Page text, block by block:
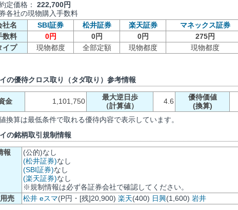
定価格： 222,700円
各社の現物購入手数料
社名
SBI証券 松井証券 楽天証券 マネックス証券
数料
0円 0円 0円 275円
イプ
現物都度 全部定額 現物都度 現物都度
の優待クロス取り（タダ取り）参考情報
金 1,101,750
最大逆日歩
（計算値）
4.6
優待価値
(換算)
換算は最低条件で取れる優待内容で表示しています。
の銘柄取引規制情報
報
(公的)なし
(松井証券)なし
(SBI証券)なし
(楽天証券)なし
※規制情報は必ず各証券会社で確認してください。
売
松井 eスマ(P円・[残]20,900) 楽天(400) 日興(1,600) 岩井